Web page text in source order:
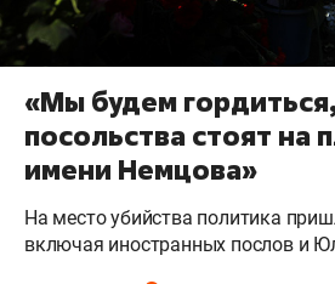
«Мы будем
посольства стоят на
имени Немцова»
На место убийства политика
включая иностранных послов и